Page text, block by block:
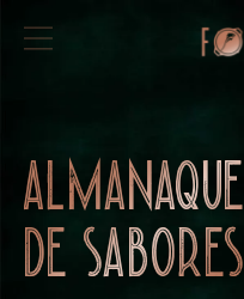
almanaque
de sabores